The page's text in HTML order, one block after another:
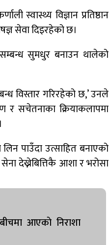
स्वास्थ्य विज्ञान प्रतिष्ठान
सेवा दिइरहेको छ।
सुमधुर बनाउन थालेको
विस्तार गरिरहेको छ,’ उनले
र सचेतनाका क्रियाकलापमा
पाउँदा उत्साहित बनाएको
देख्नेबित्तिकै आशा र भरोसा
आएकाे निराशा